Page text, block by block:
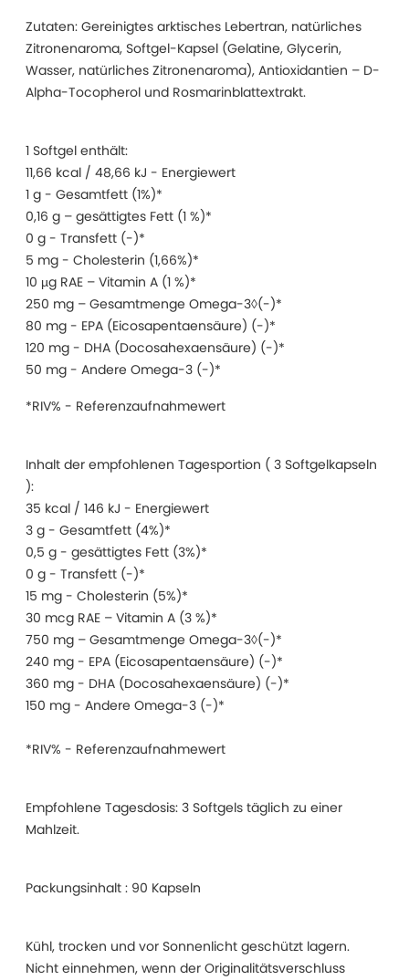
Zutaten: Gereinigtes arktisches Lebertran, natürliches
Zitronenaroma, Softgel-Kapsel (Gelatine, Glycerin,
Wasser, natürliches Zitronenaroma), Antioxidantien – D-
Alpha-Tocopherol und Rosmarinblattextrakt.
1 Softgel enthält:
11,66 kcal / 48,66 kJ - Energiewert
1 g - Gesamtfett (1%)*
0,16 g – gesättigtes Fett (1 %)*
0 g - Transfett (-)*
5 mg - Cholesterin (1,66%)*
10 µg RAE – Vitamin A (1 %)*
250 mg – Gesamtmenge Omega-3◊(-)*
80 mg - EPA (Eicosapentaensäure) (-)*
120 mg - DHA (Docosahexaensäure) (-)*
50 mg - Andere Omega-3 (-)*
*RIV% - Referenzaufnahmewert
Inhalt der empfohlenen Tagesportion ( 3 Softgelkapseln
):
35 kcal / 146 kJ - Energiewert
3 g - Gesamtfett (4%)*
0,5 g - gesättigtes Fett (3%)*
0 g - Transfett (-)*
15 mg - Cholesterin (5%)*
30 mcg RAE – Vitamin A (3 %)*
750 mg – Gesamtmenge Omega-3◊(-)*
240 mg - EPA (Eicosapentaensäure) (-)*
360 mg - DHA (Docosahexaensäure) (-)*
150 mg - Andere Omega-3 (-)*
*RIV% - Referenzaufnahmewert
Empfohlene Tagesdosis: 3 Softgels täglich zu einer
Mahlzeit.
Packungsinhalt : 90 Kapseln
Kühl, trocken und vor Sonnenlicht geschützt lagern.
Nicht einnehmen, wenn der Originalitätsverschluss